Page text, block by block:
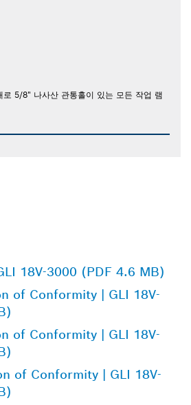
로 5/8" 나사산 관통홀이 있는 모든 작업 램
18V-3000 (PDF 4.6 MB)
of Conformity | GLI 18V-
of Conformity | GLI 18V-
of Conformity | GLI 18V-